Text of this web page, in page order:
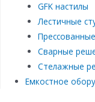
GFK настилы
Лестичные
Сварные
Стелажные
Емкостное